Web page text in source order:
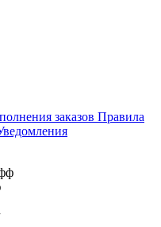
заказов Правила